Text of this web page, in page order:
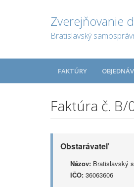
Zverejňovanie
Bratislavský
FAKTÚRY
Faktúra č.
Obstarávateľ
Názov: Bratislavský
IČO: 36063606